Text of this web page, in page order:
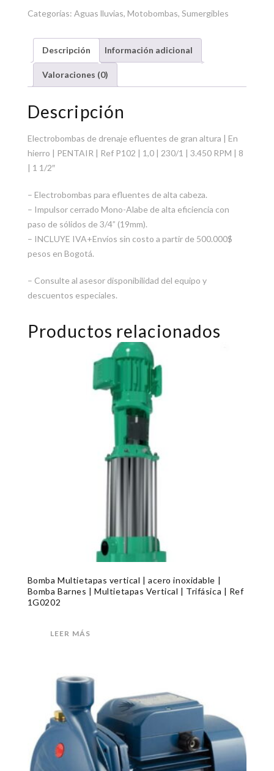
Categorías: Aguas lluvias, Motobombas, Sumergibles
Descripción Información adicional
Valoraciones (0)
Descripción
Electrobombas de drenaje efluentes de gran altura | En
hierro | PENTAIR | Ref P102 | 1,0 | 230/1 | 3.450 RPM | 8
| 1 1/2″
– Electrobombas para efluentes de alta cabeza.
– Impulsor cerrado Mono-Alabe de alta eficiencia con
paso de sólidos de 3/4” (19mm).
– INCLUYE IVA+Envíos sin costo a partir de 500.000$
pesos en Bogotá.
– Consulte al asesor disponibilidad del equipo y
descuentos especiales.
Productos relacionados
Bomba Multietapas vertical | acero inoxidable |
Bomba Barnes | Multietapas Vertical | Trifásica | Ref
1G0202
LEER MÁS